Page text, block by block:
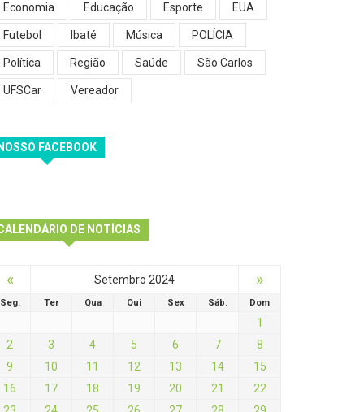
Economia Educação Esporte EUA
Futebol Ibaté Música POLÍCIA
Política Região Saúde São Carlos
UFSCar Vereador
FACEBOOK
DE NOTÍCIAS
« Setembro 2024 »
Seg. Ter Qua Qui Sex Sáb. Dom
1
2
3 4 5 6 7
8
9
10 11 12 13 14
15
16
17 18 19 20 21
22